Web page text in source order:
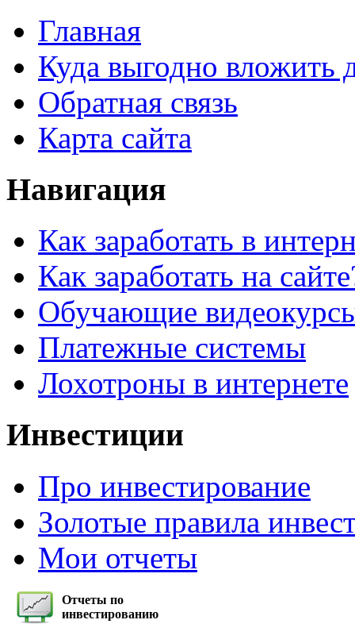
Главная
Куда выгодно вложить
Обратная связь
Карта сайта
Навигация
Как заработать в
Как заработать на
Обучающие
Платежные системы
Лохотроны в интернете
Инвестиции
Про инвестирование
Золотые правила
Мои отчеты
Отчеты по
инвестированию